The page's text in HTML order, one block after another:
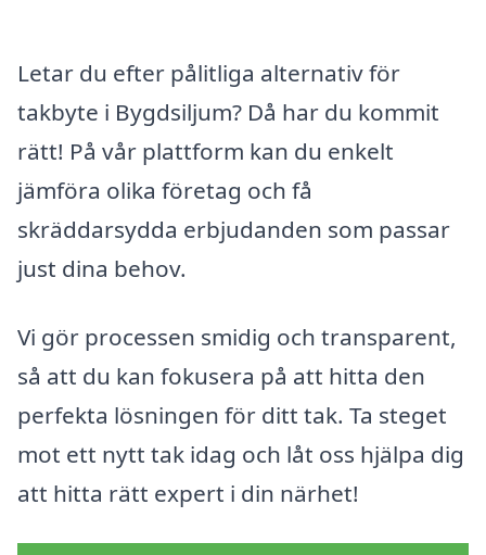
Letar du efter pålitliga alternativ för
takbyte i Bygdsiljum? Då har du kommit
rätt! På vår plattform kan du enkelt
jämföra olika företag och få
skräddarsydda erbjudanden som passar
just dina behov.
Vi gör processen smidig och transparent,
så att du kan fokusera på att hitta den
perfekta lösningen för ditt tak. Ta steget
mot ett nytt tak idag och låt oss hjälpa dig
att hitta rätt expert i din närhet!